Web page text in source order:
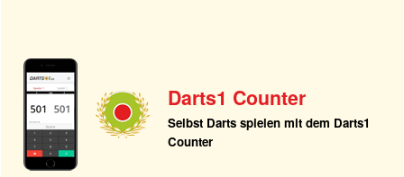
Darts1 Counter
Selbst Darts spielen mit dem Darts1
Counter